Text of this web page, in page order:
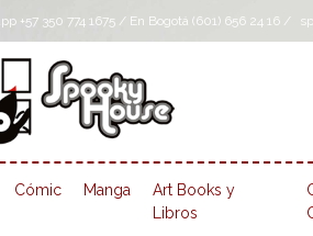
+57 350 774 1675 / En Bogotá (601) 656 24 16 /
Cómic Manga
Art Books y
Libros